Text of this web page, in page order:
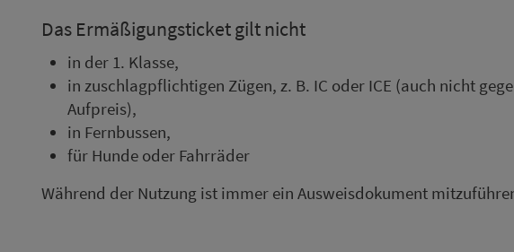
Das Er­mä­ßi­gungsticket gilt nicht
in der 1. Klasse,
in zu­schlag­pflich­tigen Zügen, z. B. IC oder ICE (auch nicht
Aufpreis),
in Fernbussen,
für Hunde oder Fahr­räder
Während der Nutzung ist immer ein Ausweisdokument